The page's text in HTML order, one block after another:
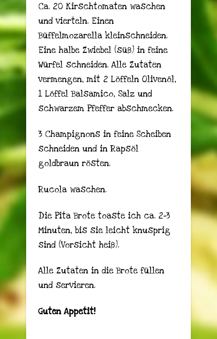
Ca. 20 Kirschtomaten waschen
und vierteln. Einen
Büffelmozarella kleinschneiden.
Eine halbe Zwiebel (süß) in feine
Würfel schneiden. Alle Zutaten
vermengen, mit 2 Löffeln Olivenöl,
1 Löffel Balsamico, Salz und
schwarzem Pfeffer abschmecken.
3 Champignons in feine Scheiben
schneiden und in Rapsöl
goldbraun rösten.
Rucola waschen.
Die Pita Brote toaste ich ca. 2-3
Minuten, bis sie leicht knusprig
sind (Vorsicht heiß).
Alle Zutaten in die Brote füllen
und servieren.
Guten Appetit!